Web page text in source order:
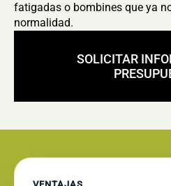
fatigadas o bombines que ya
normalidad.
SOLICITAR